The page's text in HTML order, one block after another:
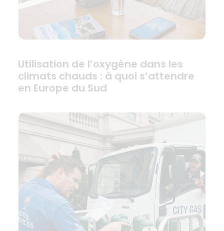
Utilisation de l’oxygène dans les
climats chauds : à quoi s’attendre
en Europe du Sud